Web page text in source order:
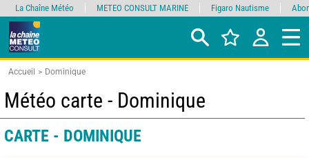
Accueil Dominique
Météo carte - Dominique
CARTE - DOMINIQUE
La Chaîne Météo METEO CONSULT MARINE Figaro Nautisme